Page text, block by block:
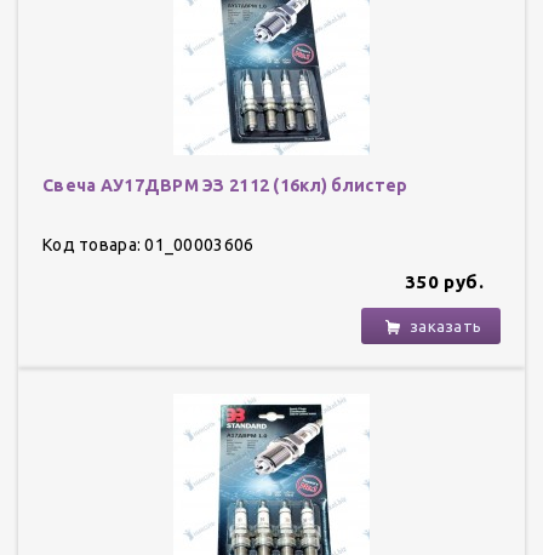
Свеча АУ17ДВРМ ЭЗ 2112 (16кл) блистер
Код товара: 01_00003606
350 руб.
заказать